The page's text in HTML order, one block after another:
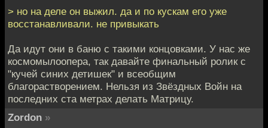
> но на деле он выжил. да и по кускам его уже
восстанавливали. не привыкать
Да идут они в баню с такими концовками. У нас же
космомылоопера, так давайте финальный ролик с
"кучей синих детишек" и всеобщим
благорастворением. Нельзя из Звёздных Войн на
последних ста метрах делать Матрицу.
Zordon »